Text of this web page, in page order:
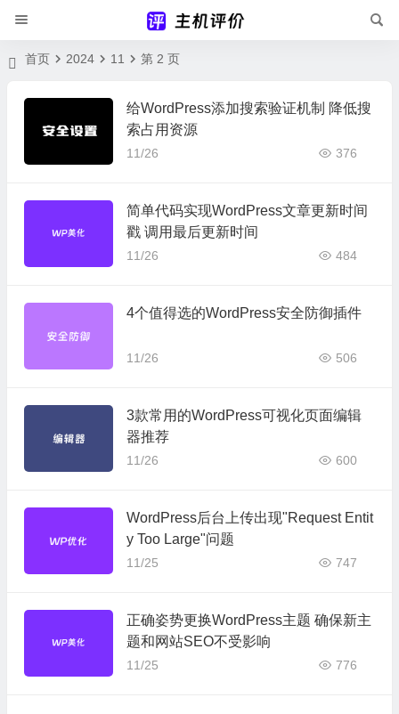
首页 2024 11 第 2 页
给WordPress添加搜索验证机制 降低搜
索占用资源
11/26 376
简单代码实现WordPress文章更新时间
戳 调用最后更新时间
11/26 484
4个值得选的WordPress安全防御插件
11/26 506
3款常用的WordPress可视化页面编辑
器推荐
11/26 600
WordPress后台上传出现"Request Entit
y Too Large"问题
11/25 747
正确姿势更换WordPress主题 确保新主
题和网站SEO不受影响
11/25 776